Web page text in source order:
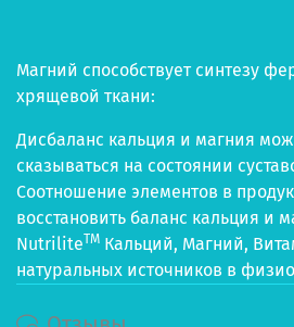
Магний способствует синтезу
хрящевой ткани:
Дисбаланс кальция и магния
сказываться на состоянии
Соотношение элементов в
восcтановить баланс кальция и
NutriliteTM Кальций, Магний,
натуральных источников в